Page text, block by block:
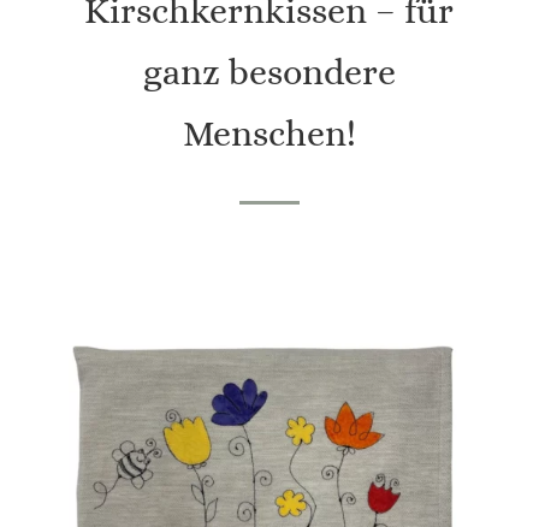
Kirschkernkissen – für
ganz besondere
Menschen!